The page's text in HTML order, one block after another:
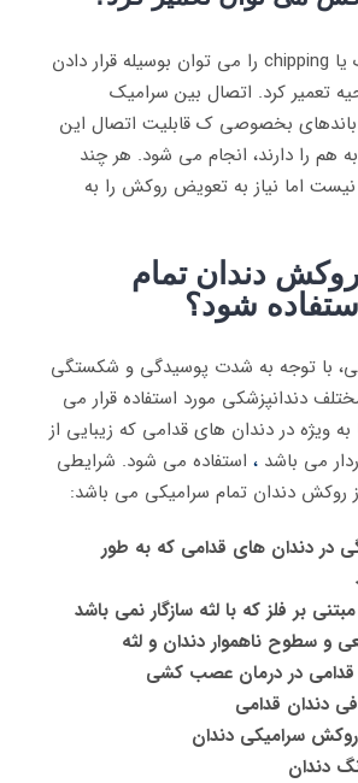
پریدگی های کوچک یا chipping را می توان بوسیله قرار دادن
تعمیر کرد. اتصال بین سرامیک
بخصوصی ک قابلیت اتصال این
هم را دارند، انجام می شود. هر چند
نیست اما نیاز به تعویض روکش را به
روکش دندان تمام
شود؟
با توجه به شدت پوسیدگی و شکستگی
دندانپزشکی مورد استفاده قرار می
ویژه در دندان های قدامی که زیبایی از
می باشد ، استفاده می شود. شرایطی
از روکش دندان تمام سرامیکی می باشد:
در دندان های قدامی که به طور
بر فلز که با لثه سازگار نمی باشد
و سطوح ناهموار دندان و لثه
در درمان عصب کشی
دندان قدامی
روکش سرامیکی دندان
دندان